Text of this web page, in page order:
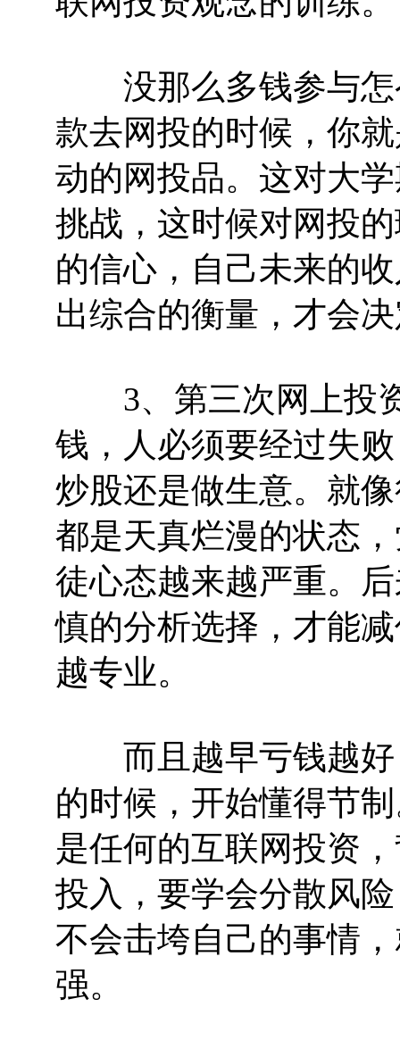
没那么多钱参与怎
款去网投的时候，你
动的网投品。这对大
挑战，这时候对网投
的信心，自己未来的
出综合的衡量，才会
3、第三次网上投资
钱，人必须要经过失
炒股还是做生意。就
都是天真烂漫的状态
徒心态越来越严重。
慎的分析选择，才能
越专业。
而且越早亏钱越好
的时候，开始懂得节
是任何的互联网投资
投入，要学会分散风
不会击垮自己的事情
强。